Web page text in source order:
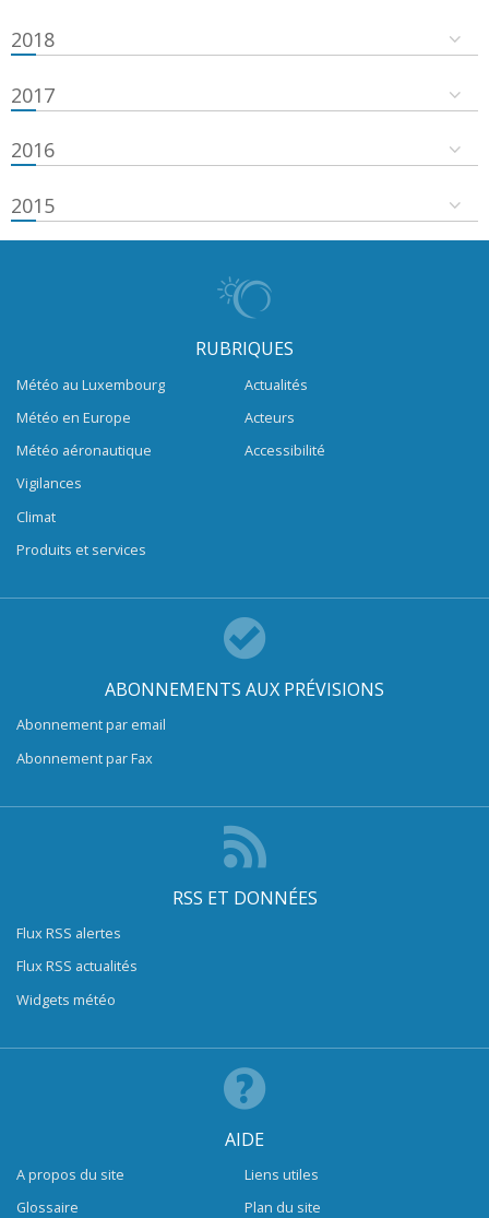
2018
2017
2016
2015
RUBRIQUES
Météo au Luxembourg
Météo en Europe
Météo aéronautique
Vigilances
Climat
Produits et services
Actualités
Acteurs
Accessibilité
ABONNEMENTS AUX PRÉVISIONS
Abonnement par email
Abonnement par Fax
RSS ET DONNÉES
Flux RSS alertes
Flux RSS actualités
Widgets météo
AIDE
A propos du site
Glossaire
Liens utiles
Plan du site